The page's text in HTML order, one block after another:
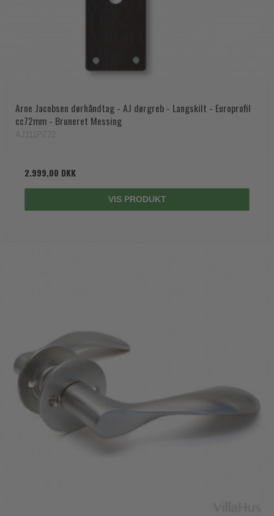
Arne Jacobsen dørhåndtag - AJ dørgreb - Langskilt - Europrofil
cc72mm - Bruneret Messing
2.999,00 DKK
VIS PRODUKT